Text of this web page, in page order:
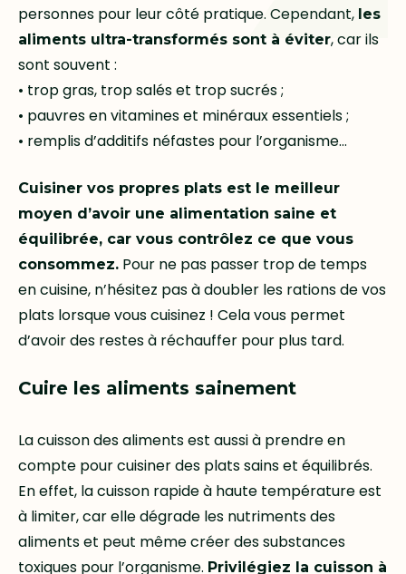
personnes pour leur côté pratique. Cependant, les
aliments ultra-transformés sont à éviter, car ils
sont souvent :
• trop gras, trop salés et trop sucrés ;
• pauvres en vitamines et minéraux essentiels ;
• remplis d’additifs néfastes pour l’organisme…
Cuisiner vos propres plats est le meilleur
moyen d’avoir une alimentation saine et
équilibrée, car vous contrôlez ce que vous
consommez. Pour ne pas passer trop de temps
en cuisine, n’hésitez pas à doubler les rations de vos
plats lorsque vous cuisinez ! Cela vous permet
d’avoir des restes à réchauffer pour plus tard.
Cuire les aliments sainement
La cuisson des aliments est aussi à prendre en
compte pour cuisiner des plats sains et équilibrés.
En effet, la cuisson rapide à haute température est
à limiter, car elle dégrade les nutriments des
aliments et peut même créer des substances
toxiques pour l’organisme. Privilégiez la cuisson à